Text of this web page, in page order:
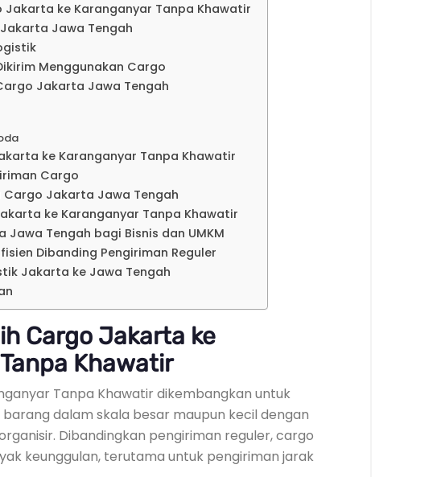
Jakarta ke Karanganyar Tanpa Khawatir
Jawa Tengah
Menggunakan Cargo
Jakarta Jawa Tengah
ke Karanganyar Tanpa Khawatir
Cargo
Cargo Jakarta Jawa Tengah
ke Karanganyar Tanpa Khawatir
Jawa Tengah bagi Bisnis dan UMKM
Dibanding Pengiriman Reguler
Jakarta ke Jawa Tengah
Cargo Jakarta ke
Khawatir
Tanpa Khawatir dikembangkan untuk
dalam skala besar maupun kecil dengan
Dibandingkan pengiriman reguler, cargo
keunggulan, terutama untuk pengiriman jarak